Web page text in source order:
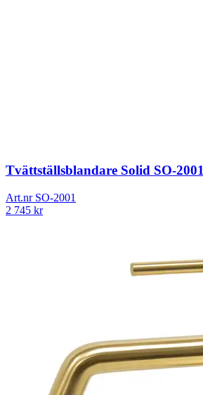
Tvättställsblandare Solid SO-2001
Art.nr SO-2001
2 745 kr